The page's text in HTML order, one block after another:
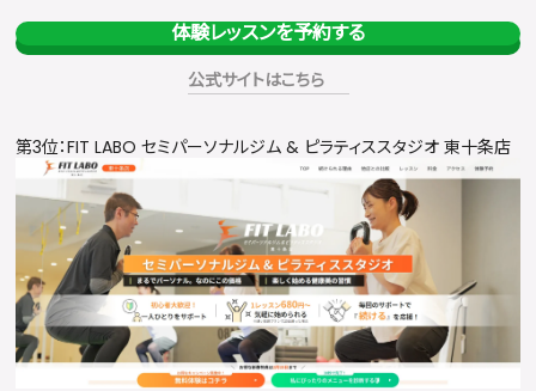
体験レッスンを予約する
公式サイトはこちら
第3位：FIT LABO セミパーソナルジム & ピラティススタジオ 東十条店